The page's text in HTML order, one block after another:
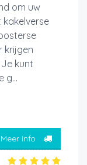
om uw
krijgen
kunt
g...
Meer info